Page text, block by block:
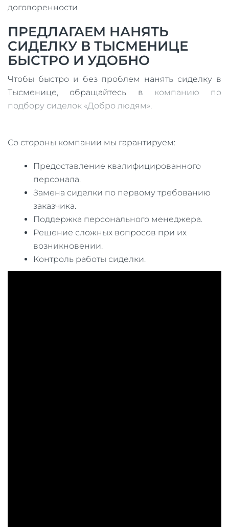
договоренности
ПРЕДЛАГАЕМ НАНЯТЬ
СИДЕЛКУ В ТЫСМЕНИЦЕ
БЫСТРО И УДОБНО
Чтобы быстро и без проблем нанять сиделку в
Тысменице, обращайтесь в компанию по
подбору сиделок «Добро людям».
Со стороны компании мы гарантируем:
Предоставление квалифицированного
персонала.
Замена сиделки по первому требованию
заказчика.
Поддержка персонального менеджера.
Решение сложных вопросов при их
возникновении.
Контроль работы сиделки.